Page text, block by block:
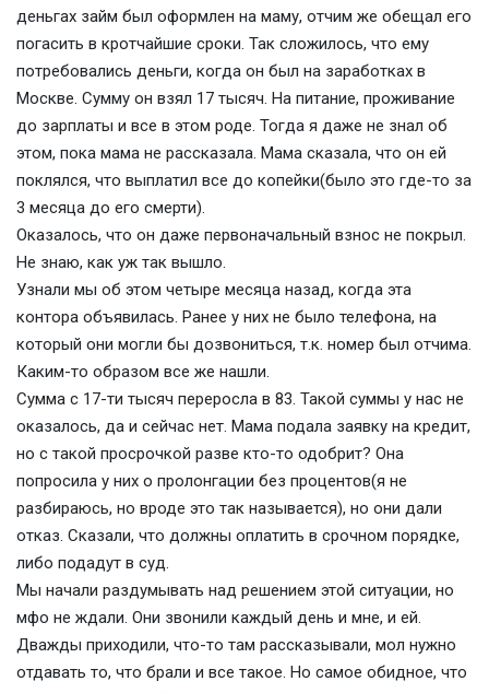
деньгах займ был оформлен на маму, отчим же обещал его
погасить в кротчайшие сроки. Так сложилось, что ему
потребовались деньги, когда он был на заработках в
Москве. Сумму он взял 17 тысяч. На питание, проживание
до зарплаты и все в этом роде. Тогда я даже не знал об
этом, пока мама не рассказала. Мама сказала, что он ей
поклялся, что выплатил все до копейки(было это где-то за
3 месяца до его смерти).
Оказалось, что он даже первоначальный взнос не покрыл.
Не знаю, как уж так вышло.
Узнали мы об этом четыре месяца назад, когда эта
контора объявилась. Ранее у них не было телефона, на
который они могли бы дозвониться, т.к. номер был отчима.
Каким-то образом все же нашли.
Сумма с 17-ти тысяч переросла в 83. Такой суммы у нас не
оказалось, да и сейчас нет. Мама подала заявку на кредит,
но с такой просрочкой разве кто-то одобрит? Она
попросила у них о пролонгации без процентов(я не
разбираюсь, но вроде это так называется), но они дали
отказ. Сказали, что должны оплатить в срочном порядке,
либо подадут в суд.
Мы начали раздумывать над решением этой ситуации, но
мфо не ждали. Они звонили каждый день и мне, и ей.
Дважды приходили, что-то там рассказывали, мол нужно
отдавать то, что брали и все такое. Но самое обидное, что